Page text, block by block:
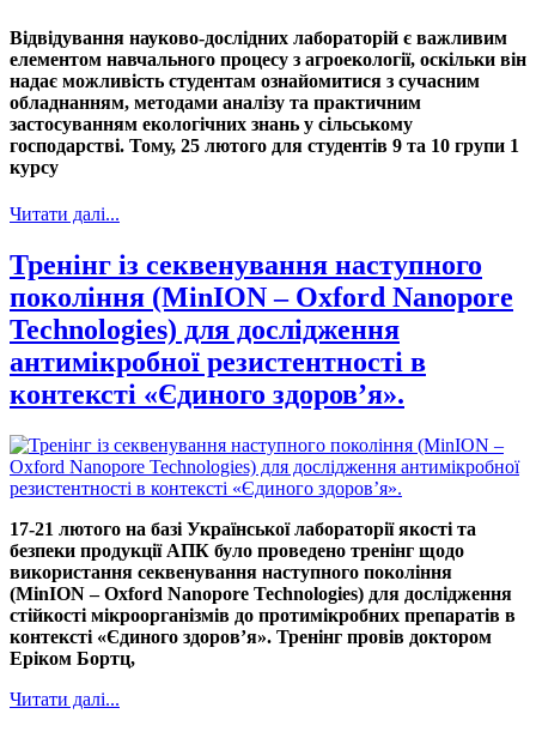
Відвідування науково-дослідних лабораторій є важливим
елементом навчального процесу з агроекології, оскільки він
надає можливість студентам ознайомитися з сучасним
обладнанням, методами аналізу та практичним
застосуванням екологічних знань у сільському
господарстві. Тому, 25 лютого для студентів 9 та 10 групи 1
курсу
Читати далі...
Тренінг із секвенування наступного
покоління (MinION – Oxford Nanopore
Technologies) для дослідження
антимікробної резистентності в
контексті «Єдиного здоров’я».
17-21 лютого на базі Української лабораторії якості та
безпеки продукції АПК було проведено тренінг щодо
використання секвенування наступного покоління
(MinION – Oxford Nanopore Technologies) для дослідження
стійкості мікроорганізмів до протимікробних препаратів в
контексті «Єдиного здоров’я». Тренінг провів доктором
Еріком Бортц,
Читати далі...